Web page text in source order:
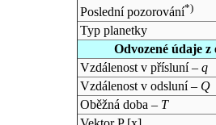
Poslední pozorování*)
Typ planetky
Odvozené údaje
Vzdálenost v přísluní – q
Vzdálenost v odsluní – Q
Oběžná doba – T